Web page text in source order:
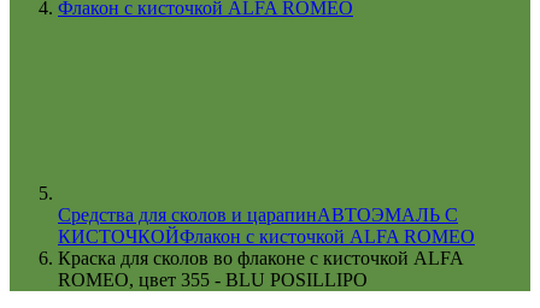
Флакон с кисточкой ALFA ROMEO
Cредства для сколов и царапинАВТОЭМАЛЬ С
КИСТОЧКОЙФлакон с кисточкой ALFA ROMEO
Краска для сколов во флаконе с кисточкой ALFA
ROMEO, цвет 355 - BLU POSILLIPO